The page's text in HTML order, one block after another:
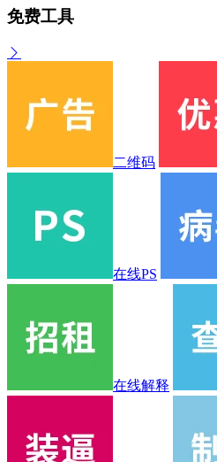
免费工具
二维码
在线PS
在线解释